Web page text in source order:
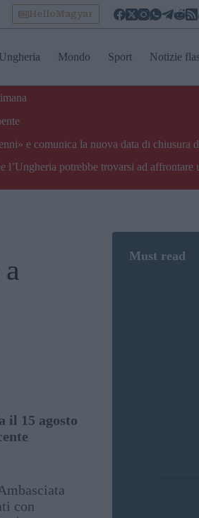
HelloMagyar
Mondo Sport Notizie
e comunica la nuova data di chiusura
potrebbe trovarsi ad affrontare
il 15 agosto
con